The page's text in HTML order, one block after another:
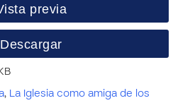
previa
Descargar
, La Iglesia como amiga de los